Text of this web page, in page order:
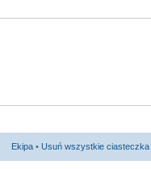
Ekipa • Usuń wszystkie ciasteczka